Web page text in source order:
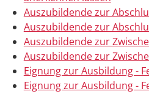
Auszubildende zur
Auszubildende zur
Auszubildende zur
Auszubildende zur
Eignung zur Ausbildung -
Eignung zur Ausbildung -